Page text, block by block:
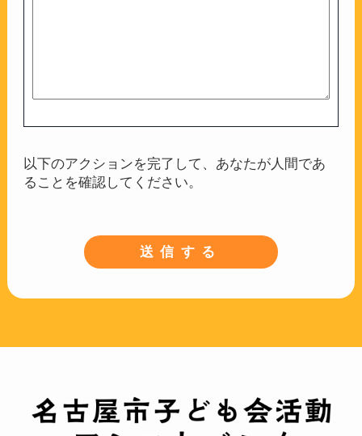
以下のアクションを完了して、あなたが人間であ
ることを確認してください。